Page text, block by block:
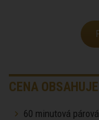
CENA
60 minutová